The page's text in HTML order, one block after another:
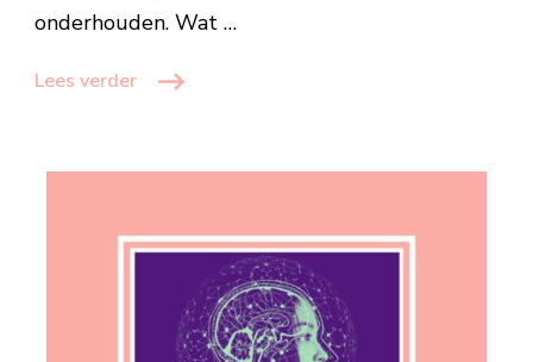
onderhouden. Wat …
Lees verder